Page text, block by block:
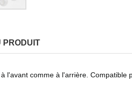
PRODUIT
l'avant comme à l'arrière. Compatible